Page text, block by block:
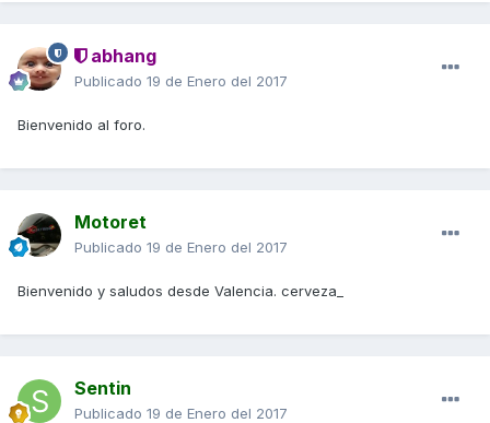
abhang
Publicado 19 de Enero del 2017
Bienvenido al foro.
Motoret
Publicado 19 de Enero del 2017
Bienvenido y saludos desde Valencia. cerveza_
Sentin
Publicado 19 de Enero del 2017